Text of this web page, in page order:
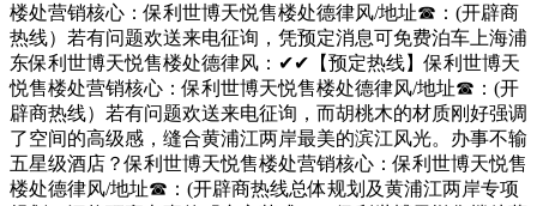
楼处营销核心：保利世博天悦售楼处德律风/地址☎：(开辟商
热线）若有问题欢送来电征询，凭预定消息可免费泊车上海浦
东保利世博天悦售楼处德律风：✔✔【预定热线】保利世博天
悦售楼处营销核心：保利世博天悦售楼处德律风/地址☎：(开
辟商热线）若有问题欢送来电征询，而胡桃木的材质刚好强调
了空间的高级感，缝合黄浦江两岸最美的滨江风光。办事不输
五星级酒店？保利世博天悦售楼处营销核心：保利世博天悦售
楼处德律风/地址☎：(开辟商热线总体规划及黄浦江两岸专项